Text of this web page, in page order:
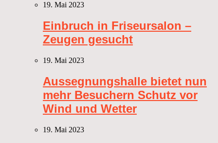
19. Mai 2023
Einbruch in Friseursalon –
Zeugen gesucht
19. Mai 2023
Aussegnungshalle bietet nun
mehr Besuchern Schutz vor
Wind und Wetter
19. Mai 2023